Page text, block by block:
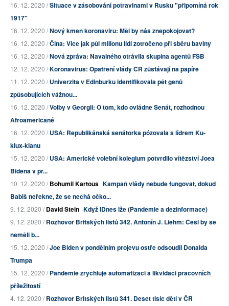
16. 12. 2020 /Situace v zásobování potravinami v Rusku "připomíná rok
1917"
16. 12. 2020 /Nový kmen koronaviru: Měl by nás znepokojovat?
16. 12. 2020 /Čína: Více jak půl milionu lidí zotročeno při sběru bavlny
16. 12. 2020 /Nová zpráva: Navalného otrávila skupina agentů FSB
12. 12. 2020 /Koronavirus: Opatření vlády ČR zůstávají na papíře
11. 12. 2020 /Univerzita v Edinburku identifikovala pět genů
způsobujících vážnou...
16. 12. 2020 /Volby v Georgii: O tom, kdo ovládne Senát, rozhodnou
Afroameričané
16. 12. 2020 /USA: Republikánská senátorka pózovala s lídrem Ku-
klux-klanu
15. 12. 2020 /USA: Americké volební kolegium potvrdilo vítězství Joea
Bidena v pr...
10. 12. 2020 /Bohumil Kartous Kampaň vlády nebude fungovat, dokud
Babiš neřekne, že se nechá očko...
9. 12. 2020 /David Stein Když IDnes lže (Pandemie a dezinformace)
9. 12. 2020 /Rozhovor Britských listů 342. Antonín J. Liehm: Češi by se
neměli b...
15. 12. 2020 /Joe Biden v pondělním projevu ostře odsoudil Donalda
Trumpa
15. 12. 2020 /Pandemie zrychluje automatizaci a likvidaci pracovních
příležitostí
4. 12. 2020 /Rozhovor Britských listů 341. Deset tisíc dětí v ČR